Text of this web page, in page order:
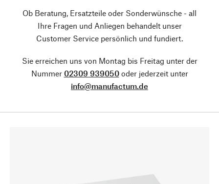
Ob Beratung, Ersatzteile oder Sonderwünsche - all
Ihre Fragen und Anliegen behandelt unser
Customer Service persönlich und fundiert.
Sie erreichen uns von Montag bis Freitag unter der
Nummer 02309 939050oder jederzeit unter
info@manufactum.de